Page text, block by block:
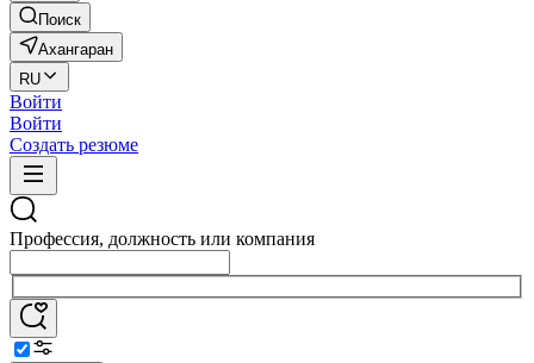
Поиск
Ахангаран
RU
Войти
Войти
Создать резюме
Профессия, должность или компания